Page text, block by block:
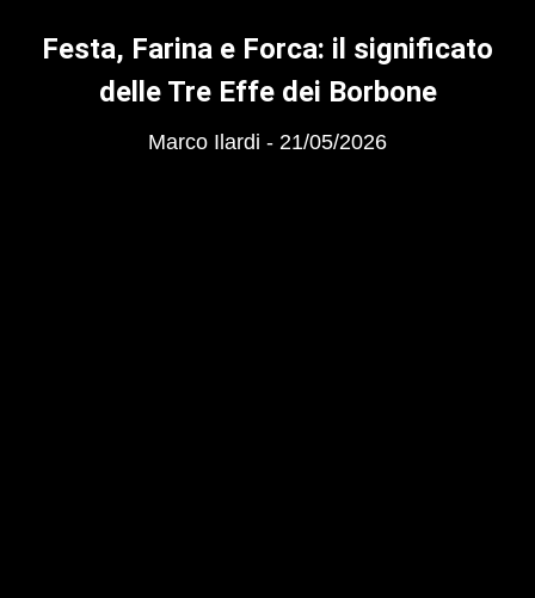
Festa, Farina e Forca: il significato
delle Tre Effe dei Borbone
Marco Ilardi 21/05/2026